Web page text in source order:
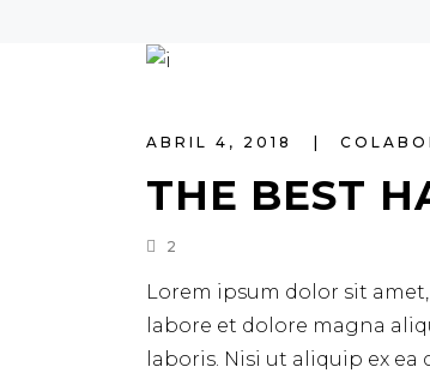
ABRIL 4, 2018
THE BEST
2
Lorem ipsum dolor sit
labore et dolore magna
laboris. Nisi ut aliquip ex